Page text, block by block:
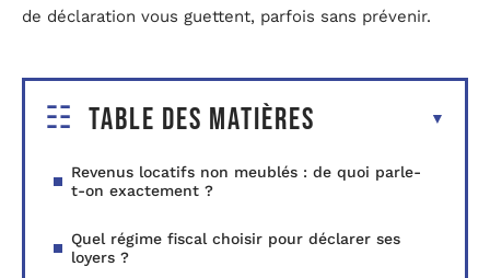
de déclaration vous guettent, parfois sans prévenir.
Table des matières
Revenus locatifs non meublés : de quoi parle-
t-on exactement ?
Quel régime fiscal choisir pour déclarer ses
loyers ?